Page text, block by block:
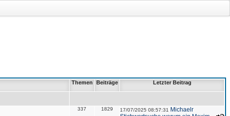
Themen Beiträge Letzter Beitrag
337 1829 17/07/2025 08:57:31
Michaelr